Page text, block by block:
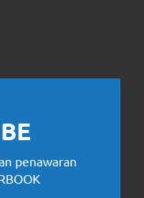
penawaran